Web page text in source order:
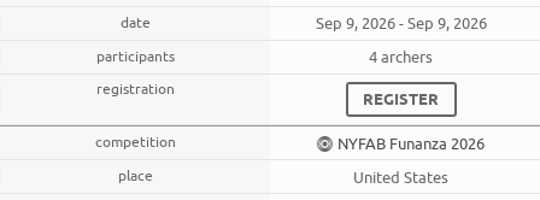
Sep 9, 2026 - Sep 9, 2026
4 archers
REGISTER
NYFAB Funanza 2026
United States